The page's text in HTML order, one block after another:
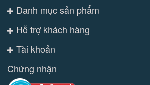
Danh mục sản phẩm
Hỗ trợ khách hàng
Tài khoản
Chứng nhận